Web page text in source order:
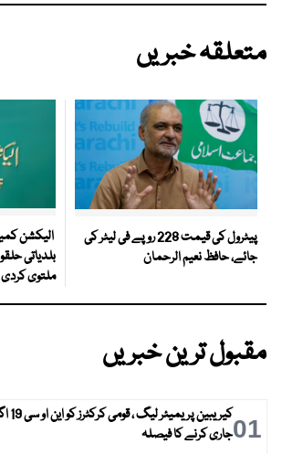
متعلقہ خبریں
پیٹرول کی قیمت 228 روپے فی لیٹر کی
جائے، حافظ نعیم الرحمان
ملتوی کردی
مقبول ترین خبریں
01جاری کرنے کا فیصلہ